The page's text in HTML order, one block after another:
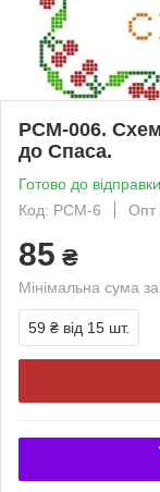
РСМ-006.
до Спаса.
Готово до відправки
Код: РСМ-6
Опт
85 ₴
Мінімальна сума
59 ₴ від 15 шт.